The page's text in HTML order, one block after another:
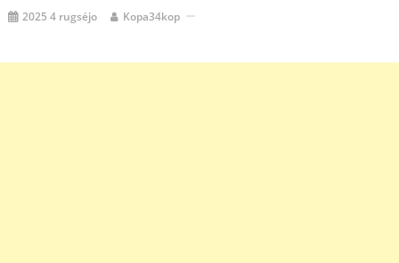
2025 4 rugsėjo Kopa34kop